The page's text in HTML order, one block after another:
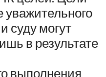
суду могут
в результате
выполнения